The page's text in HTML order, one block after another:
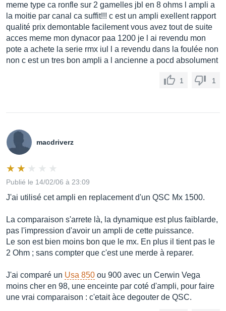
meme type ca ronfle sur 2 gamelles jbl en 8 ohms l ampli a
la moitie par canal ca suffit!!! c est un ampli exellent rapport
qualité prix demontable facilement vous avez tout de suite
acces meme mon dynacor paa 1200 je l ai revendu mon
pote a achete la serie rmx iul l a revendu dans la foulée non
non c est un tres bon ampli a l ancienne a pocd absolument
1 1
macdriverz
Publié le 14/02/06 à 23:09
J'ai utilisé cet ampli en replacement d'un QSC Mx 1500.
La comparaison s'arrete là, la dynamique est plus faiblarde,
pas l'impression d'avoir un ampli de cette puissance.
Le son est bien moins bon que le mx. En plus il tient pas le
2 Ohm ; sans compter que c'est une merde à reparer.
J'ai comparé un Usa 850 ou 900 avec un Cerwin Vega
moins cher en 98, une enceinte par coté d'ampli, pour faire
une vrai comparaison : c'etait àce degouter de QSC.